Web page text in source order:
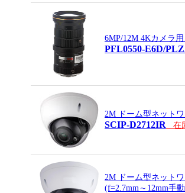
6MP/12M 4Kカメラ
PFL0550-E6D/
2M ドーム型ネット
SCIP-D2712IR 在
2M ドーム型ネット
(f=2.7mm～12mm手